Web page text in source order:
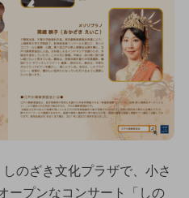
のざき文化プラザで、小さ
ープンなコンサート「しの